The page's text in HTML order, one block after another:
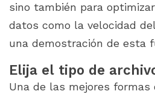
sino también para
datos como la velocidad
una demostración de esta
Elija el tipo de
Una de las mejores